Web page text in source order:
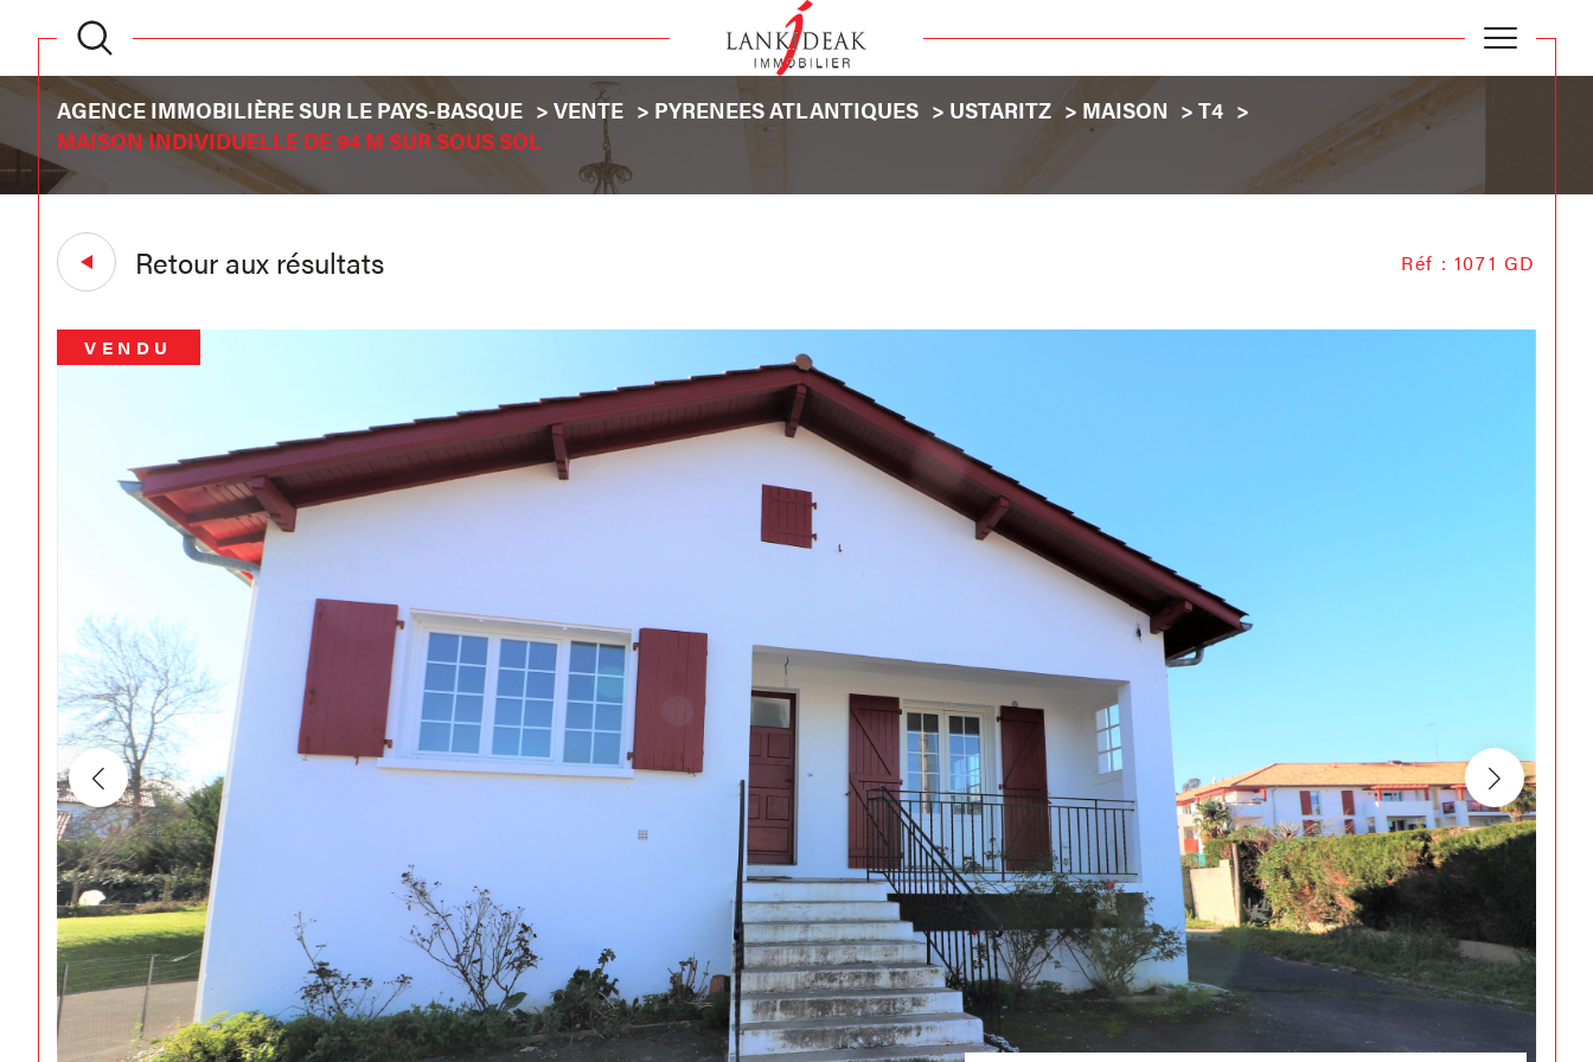
AGENCE IMMOBILIÈRE SUR LE PAYS-BASQUE VENTE PYRENEES ATLANTIQUES USTARITZ MAISON
T4
MAISON INDIVIDUELLE DE 94 M SUR SOUS SOL
Retour aux résultats Réf : 1071 GD
VENDU